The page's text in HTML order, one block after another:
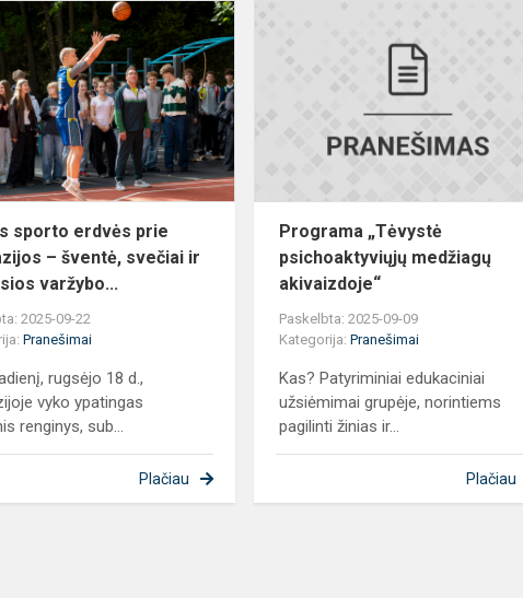
Naujos
sporto
prie
gimnazijos
šventė,
sporto erdvės prie
– šventė, svečiai ir
varžybo...
2025-09-22
Pranešimai
rugsėjo 18 d.,
vyko ypatingas
renginys, sub...
Plačiau
Programa „Tėvystė
psichoaktyviųjų medžiagų
akivaizdoje“
Paskelbta: 2025-09-09
Kategorija:Pranešimai
Kas? Patyriminiai edukaciniai
užsiėmimai grupėje, norintiems
pagilinti žinias ir...
Plačiau